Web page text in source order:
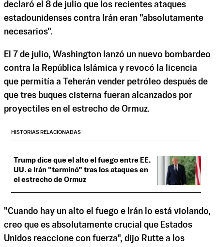
declaró el 8 de julio que los recientes ataques
estadounidenses contra Irán eran "absolutamente
necesarios".
El 7 de julio, Washington lanzó un nuevo bombardeo
contra la República Islámica y revocó la licencia
que permitía a Teherán vender petróleo después de
que tres buques cisterna fueran alcanzados por
proyectiles en el estrecho de Ormuz.
HISTORIAS RELACIONADAS
Trump dice que el alto el fuego entre EE.
UU. e Irán "terminó" tras los ataques en
el estrecho de Ormuz
"Cuando hay un alto el fuego e Irán lo está violando,
creo que es absolutamente crucial que Estados
Unidos reaccione con fuerza", dijo Rutte a los